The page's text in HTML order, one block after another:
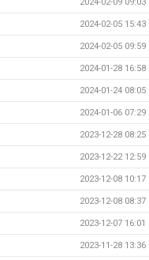
2024-02-05 15:43
2024-02-05 09:59
2024-01-28 16:58
2024-01-24 08:05
2024-01-06 07:29
2023-12-28 08:25
2023-12-22 12:59
2023-12-08 10:17
2023-12-08 08:37
2023-12-07 16:01
2023-11-28 13:36